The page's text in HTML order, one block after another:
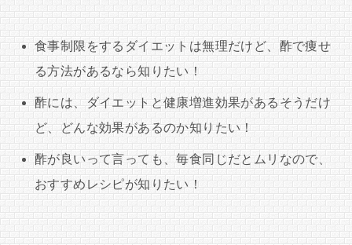
食事制限をするダイエットは無理だけど、酢で痩せ
る方法があるなら知りたい！
酢には、ダイエットと健康増進効果があるそうだけ
ど、どんな効果があるのか知りたい！
酢が良いって言っても、毎食同じだとムリなので、
おすすめレシピが知りたい！